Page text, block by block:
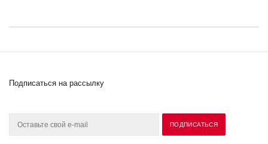
Подписаться на рассылку